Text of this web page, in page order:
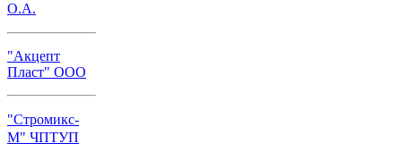
О.А.
"Акцепт
Пласт" ООО
"Стромикс-
М" ЧПТУП